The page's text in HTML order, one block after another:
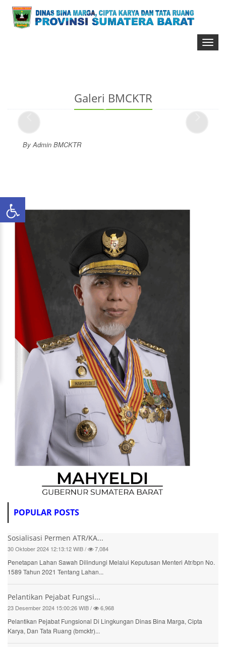
Toggle
Galeri BMCKTR
By Admin BMCKTR
POPULAR POSTS
Sosialisasi Permen ATR/KA...
30 Oktober 2024 12:13:12 WIB / 7,084
Penetapan Lahan Sawah Dilindungi Melalui Keputusan Menteri Atr/bpn No.
1589 Tahun 2021 Tentang Lahan...
Pelantikan Pejabat Fungsi...
23 Desember 2024 15:00:26 WIB / 6,968
Pelantikan Pejabat Fungsional Di Lingkungan Dinas Bina Marga, Cipta
Karya, Dan Tata Ruang (bmcktr)...